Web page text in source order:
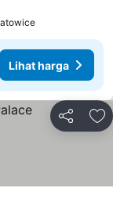
Lihat harga
Bagikan